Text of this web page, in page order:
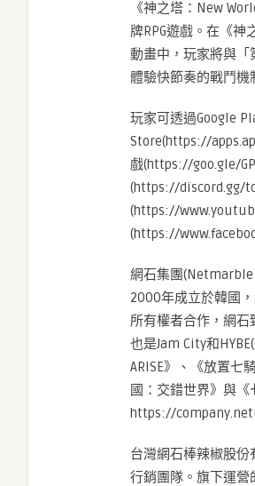
《神之塔：New
牌RPG遊戲。在《
動畫中，玩家將與
體驗快節奏的戰鬥機
玩家可透過Google
Store(https://
戲(https://goo.gle/
(https://discord.gg/
(https://
(https://
網石集團
2000年成立於韓國
所有權者合作，網石
也是Jam City和
ARISE》、《放置七
國：交錯世界》與
https://
台灣網石棒辣椒股
行銷團隊。旗下運營